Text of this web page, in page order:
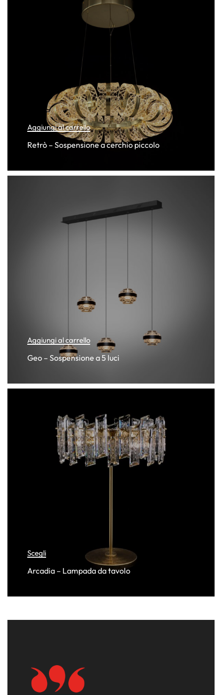
Aggiungi al carrello
Retrò – Sospensione a cerchio piccolo
Aggiungi al carrello
Geo – Sospensione a 5 luci
Scegli
Arcadia – Lampada da tavolo